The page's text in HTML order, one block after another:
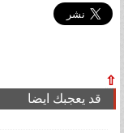
⇧
قد يعجبك ايضا